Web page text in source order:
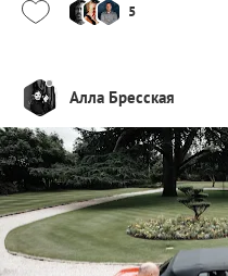
5
Алла Бресская